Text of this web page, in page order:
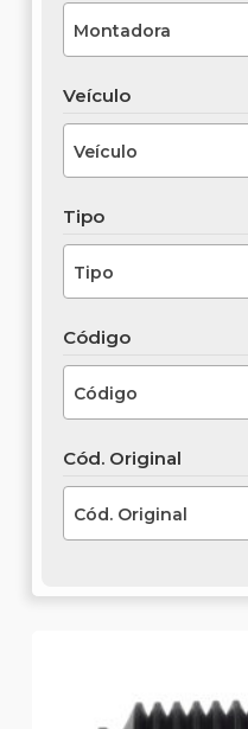
Montadora
Veículo
Veículo
Tipo
Tipo
Código
Código
Cód. Original
Cód. Original